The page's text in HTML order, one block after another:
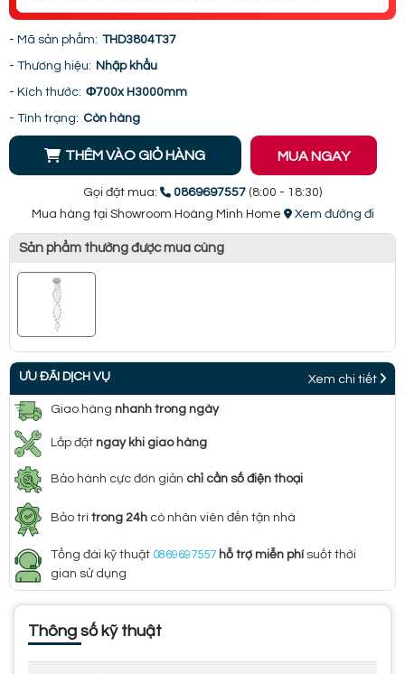
- Mã sản phẩm: THD3804T37
- Thương hiệu: Nhập khẩu
- Kích thước: Φ700x H3000mm
- Tình trạng: Còn hàng
THÊM VÀO GIỎ HÀNG MUA NGAY
Gọi đặt mua: 0869697557 (8:00 - 18:30)
Mua hàng tại Showroom Hoàng Minh Home
Xem đường đi
Sản phẩm thường được mua cùng
ƯU ĐÃI DỊCH VỤ Xem chi tiết
Giao hàng nhanh trong ngày
Lắp đặt ngay khi giao hàng
Bảo hành cực đơn giản chỉ cần số điện thoại
Bảo trì trong 24h có nhân viên đến tận nhà
Tổng đài kỹ thuật 0869697557 hỗ trợ miễn phísuốt thời
gian sử dụng
Thông số kỹ thuật